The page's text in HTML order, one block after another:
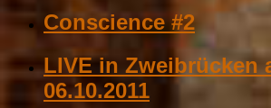
Conscience #2
LIVE in Zweibrücken
06.10.2011